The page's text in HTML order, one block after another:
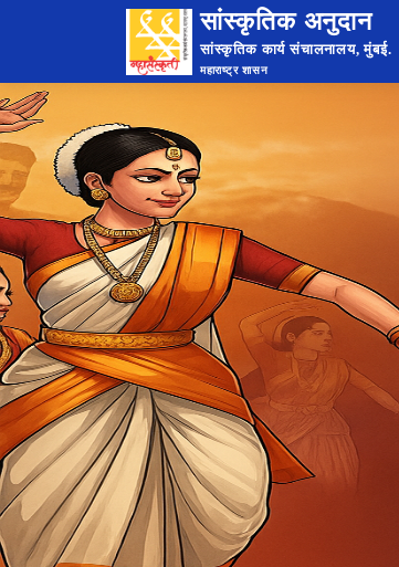
सांस्कृतिक अनुदान
सांस्कृतिक कार्य संचालनालय, मुंबई.
महाराष्ट्र शासन